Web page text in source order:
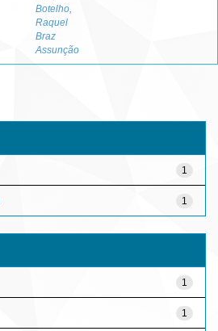
Botelho,
Raquel
Braz
Assunção
1
1
1
1